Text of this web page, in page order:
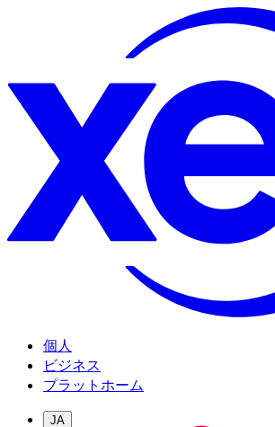
個人
ビジネス
プラットホーム
JA